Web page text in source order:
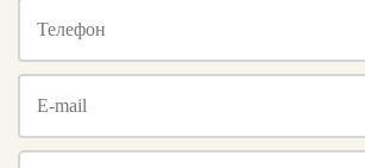
Телефон
E-mail